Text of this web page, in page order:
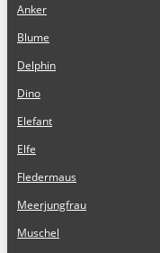
Anker
Blume
Delphin
Dino
Elefant
Elfe
Fledermaus
Meerjungfrau
Muschel